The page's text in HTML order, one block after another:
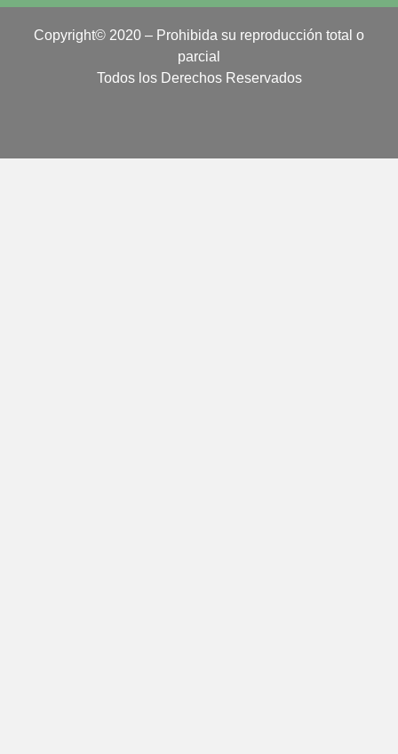
Copyright© 2020 – Prohibida su reproducción total o
parcial
Todos los Derechos Reservados